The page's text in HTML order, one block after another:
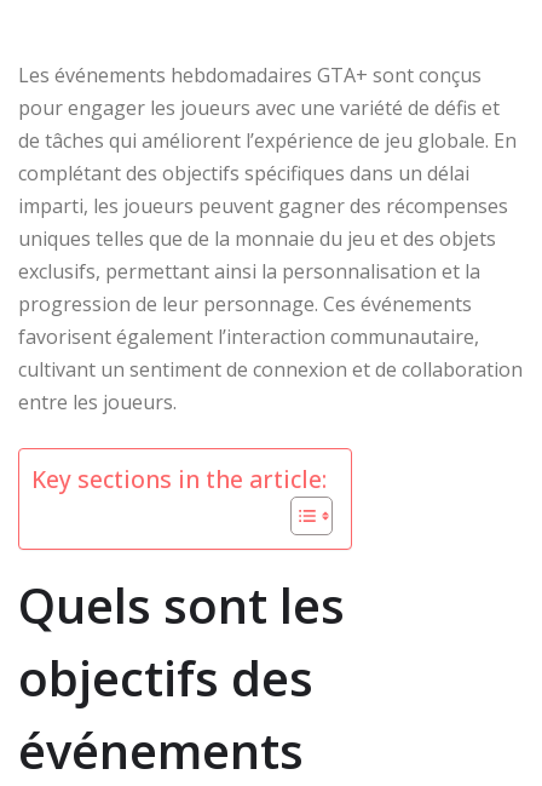
Les événements hebdomadaires GTA+ sont conçus
pour engager les joueurs avec une variété de défis et
de tâches qui améliorent l’expérience de jeu globale. En
complétant des objectifs spécifiques dans un délai
imparti, les joueurs peuvent gagner des récompenses
uniques telles que de la monnaie du jeu et des objets
exclusifs, permettant ainsi la personnalisation et la
progression de leur personnage. Ces événements
favorisent également l’interaction communautaire,
cultivant un sentiment de connexion et de collaboration
entre les joueurs.
Key sections in the article:
Quels sont les
objectifs des
événements